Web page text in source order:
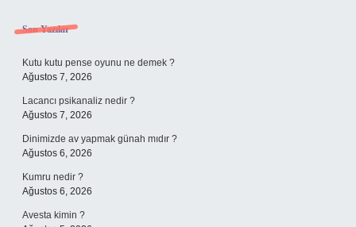
Sidebar
Son Yazılar
Kutu kutu pense oyunu ne demek ?
Ağustos 7, 2026
Lacancı psikanaliz nedir ?
Ağustos 7, 2026
Dinimizde av yapmak günah mıdır ?
Ağustos 6, 2026
Kumru nedir ?
Ağustos 6, 2026
Avesta kimin ?